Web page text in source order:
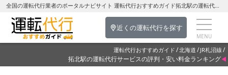
全国の運転代行業者のポータルナビサイト 運転代行おすすめガイド拓北駅の運転代行を探す-北海道の運転代行
近くの運転代行を探す
運転代行おすすめガイド 北海道 JR札沼線
拓北駅の運転代行サービスの評判・安い料金ランキング